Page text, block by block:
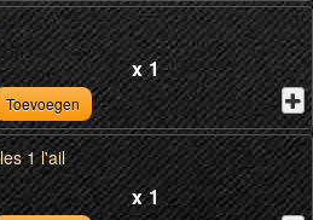
x 1
Toevoegen
1 l'ail
x 1